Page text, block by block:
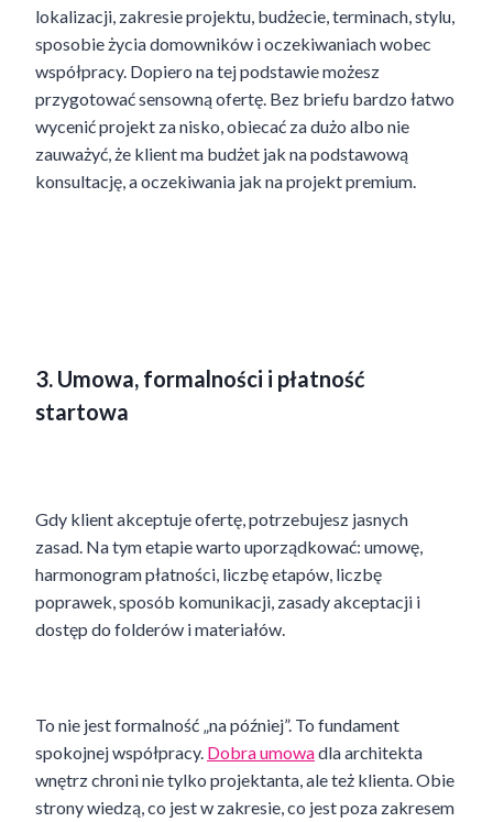
lokalizacji, zakresie projektu, budżecie, terminach, stylu,
sposobie życia domowników i oczekiwaniach wobec
współpracy. Dopiero na tej podstawie możesz
przygotować sensowną ofertę. Bez briefu bardzo łatwo
wycenić projekt za nisko, obiecać za dużo albo nie
zauważyć, że klient ma budżet jak na podstawową
konsultację, a oczekiwania jak na projekt premium.
3. Umowa, formalności i płatność
startowa
Gdy klient akceptuje ofertę, potrzebujesz jasnych
zasad. Na tym etapie warto uporządkować: umowę,
harmonogram płatności, liczbę etapów, liczbę
poprawek, sposób komunikacji, zasady akceptacji i
dostęp do folderów i materiałów.
To nie jest formalność „na później”. To fundament
spokojnej współpracy. Dobra umowadla architekta
wnętrz chroni nie tylko projektanta, ale też klienta. Obie
strony wiedzą, co jest w zakresie, co jest poza zakresem